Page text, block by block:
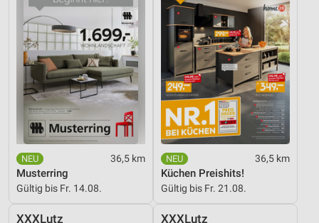
36,5 km
Musterring
Gültig bis Fr. 14.08.
36,5 km
Küchen Preishits!
Gültig bis Fr. 21.08.
XXXLutz XXXLutz